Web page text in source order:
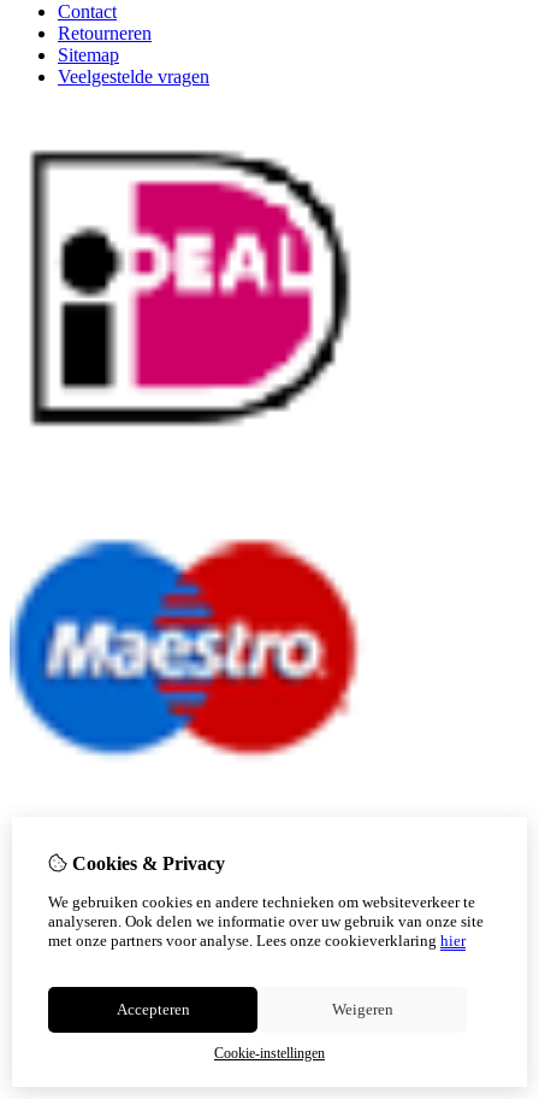
Contact
Retourneren
Sitemap
Veelgestelde vragen
Cookies & Privacy
We gebruiken cookies en andere technieken om websiteverkeer te
analyseren. Ook delen we informatie over uw gebruik van onze site
met onze partners voor analyse. Lees onze cookieverklaring hier
Accepteren Weigeren
Cookie-instellingen